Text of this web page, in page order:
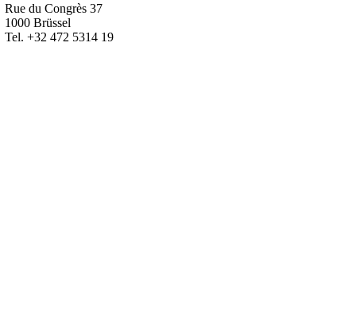
Rue du Congrès 37
1000 Brüssel
Tel. +32 472 5314 19